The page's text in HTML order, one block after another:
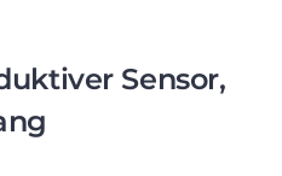
Sensor,